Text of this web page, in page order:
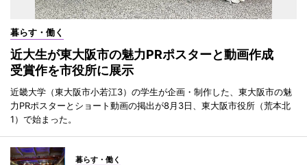
暮らす・働く
近大生が東大阪市の魅力PRポスターと動画作成
受賞作を市役所に展示
近畿大学（東大阪市小若江3）の学生が企画・制作した、東大阪市の魅
力PRポスターとショート動画の掲出が8月3日、東大阪市役所（荒本北
1）で始まった。
暮らす・働く